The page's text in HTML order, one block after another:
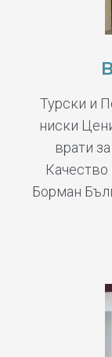
Турски и
ниски
врати
Качество
Борман